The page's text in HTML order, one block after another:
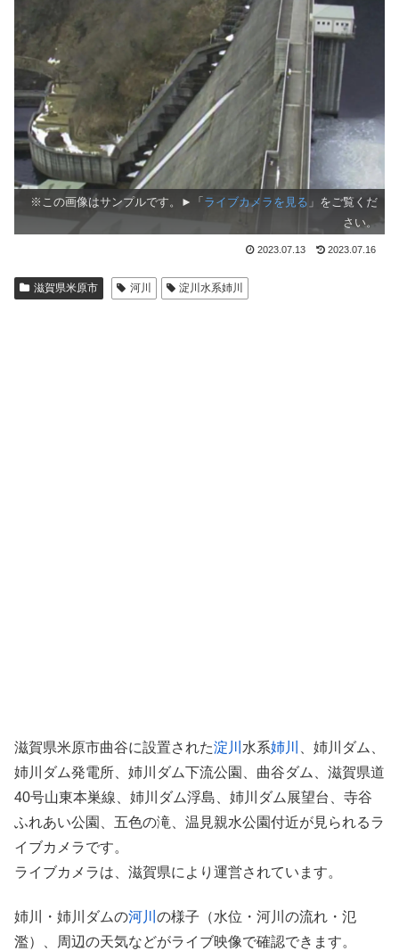
※この画像はサンプルです。►「 ライブカメラを見る 」をご覧くだ
さい。
2023.07.13 2023.07.16
滋賀県米原市 河川 淀川水系姉川
滋賀県米原市曲谷に設置された淀川 水系姉川
、姉川ダム、
姉川ダム発電所、姉川ダム下流公園、曲谷ダム、滋賀県道
40号山東本巣線、姉川ダム浮島、姉川ダム展望台、寺谷
ふれあい公園、五色の滝、温見親水公園付近が見られるラ
イブカメラです。
ライブカメラは、滋賀県により運営されています。
姉川・姉川ダムの河川 の様子（水位・河川の流れ・氾
濫）、周辺の天気などがライブ映像で確認できます。